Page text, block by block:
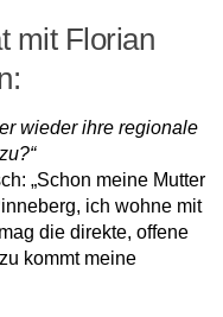
mit Florian
wieder ihre regionale
„Schon meine Mutter
ich wohne mit
die direkte, offene
kommt meine